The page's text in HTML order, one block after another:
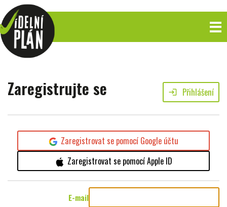
Zaregistrujte se login Přihlášení
Zaregistrovat se pomocí Google účtu
Zaregistrovat se pomocí Apple ID
E-mail